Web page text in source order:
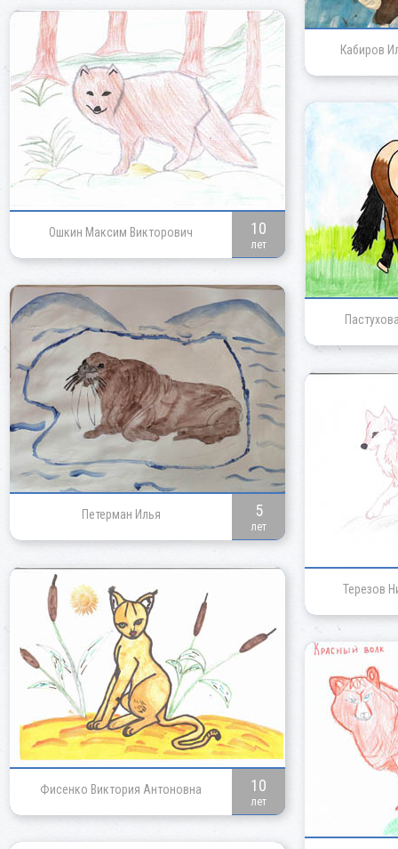
Кабиров
Ошкин Максим Викторович 10
лет
Петерман Илья 5
лет
Терезов
Фисенко Виктория Антоновна 10
лет